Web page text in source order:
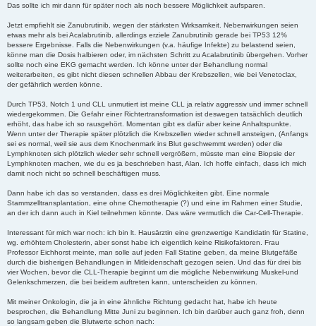
Das sollte ich mir dann für später noch als noch bessere Möglichkeit aufsparen.
Jetzt empfiehlt sie Zanubrutinib, wegen der stärksten Wirksamkeit. Nebenwirkungen seien
etwas mehr als bei Acalabrutinib, allerdings erziele Zanubrutinib gerade bei TP53 12%
bessere Ergebnisse. Falls die Nebenwirkungen (v.a. häufige Infekte) zu belastend seien,
könne man die Dosis halbieren oder, im nächsten Schritt zu Acalabrutinib übergehen. Vorher
sollte noch eine EKG gemacht werden. Ich könne unter der Behandlung normal
weiterarbeiten, es gibt nicht diesen schnellen Abbau der Krebszellen, wie bei Venetoclax,
der gefährlich werden könne.
Durch TP53, Notch 1 und CLL unmutiert ist meine CLL ja relativ aggressiv und immer schnell
wiedergekommen. Die Gefahr einer Richtertransformation ist deswegen tatsächlich deutlich
erhöht, das habe ich so rausgehört. Momentan gibt es dafür aber keine Anhaltspunkte.
Wenn unter der Therapie später plötzlich die Krebszellen wieder schnell ansteigen, (Anfangs
sei es normal, weil sie aus dem Knochenmark ins Blut geschwemmt werden) oder die
Lymphknoten sich plötzlich wieder sehr schnell vergrößern, müsste man eine Biopsie der
Lymphknoten machen, wie du es ja beschrieben hast, Alan. Ich hoffe einfach, dass ich mich
damit noch nicht so schnell beschäftigen muss.
Dann habe ich das so verstanden, dass es drei Möglichkeiten gibt. Eine normale
Stammzelltransplantation, eine ohne Chemotherapie (?) und eine im Rahmen einer Studie,
an der ich dann auch in Kiel teilnehmen könnte. Das wäre vermutlich die Car-Cell-Therapie.
Interessant für mich war noch: ich bin lt. Hausärztin eine grenzwertige Kandidatin für Statine,
wg. erhöhtem Cholesterin, aber sonst habe ich eigentlich keine Risikofaktoren. Frau
Professor Eichhorst meinte, man solle auf jeden Fall Statine geben, da meine Blutgefäße
durch die bisherigen Behandlungen in Mitleidenschaft gezogen seien. Und das für drei bis
vier Wochen, bevor die CLL-Therapie beginnt um die mögliche Nebenwirkung Muskel-und
Gelenkschmerzen, die bei beidem auftreten kann, unterscheiden zu können.
Mit meiner Onkologin, die ja in eine ähnliche Richtung gedacht hat, habe ich heute
besprochen, die Behandlung Mitte Juni zu beginnen. Ich bin darüber auch ganz froh, denn
so langsam geben die Blutwerte schon nach: